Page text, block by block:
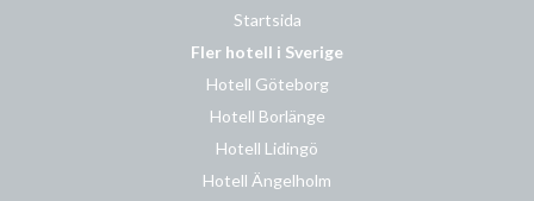
Startsida
Fler hotell i Sverige
Hotell Göteborg
Hotell Borlänge
Hotell Lidingö
Hotell Ängelholm